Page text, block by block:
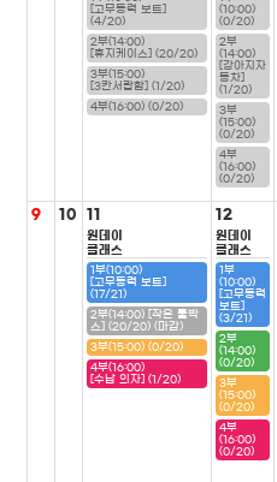
[고무동력 보트]
(4/20)
2부(14:00)
[휴지케이스] (20/20)
3부(15:00)
[3칸서랍함] (1/20)
4부(16:00) (0/20)
(10:00)
(0/20)
2부
(14:00)
[강아지자
동차]
(1/20)
3부
(15:00)
(0/20)
4부
(16:00)
(0/20)
9 10 11
원데이
클래스
1부(10:00)
[고무동력 보트]
(17/21)
2부(14:00) [작은 툴박
스] (20/20) (마감)
3부(15:00) (0/20)
4부(16:00)
[수납 의자] (1/20)
12
원데이
클래스
1부
(10:00)
[고무동력
보트]
(3/21)
2부
(14:00)
(0/20)
3부
(15:00)
(0/20)
4부
(16:00)
(0/20)